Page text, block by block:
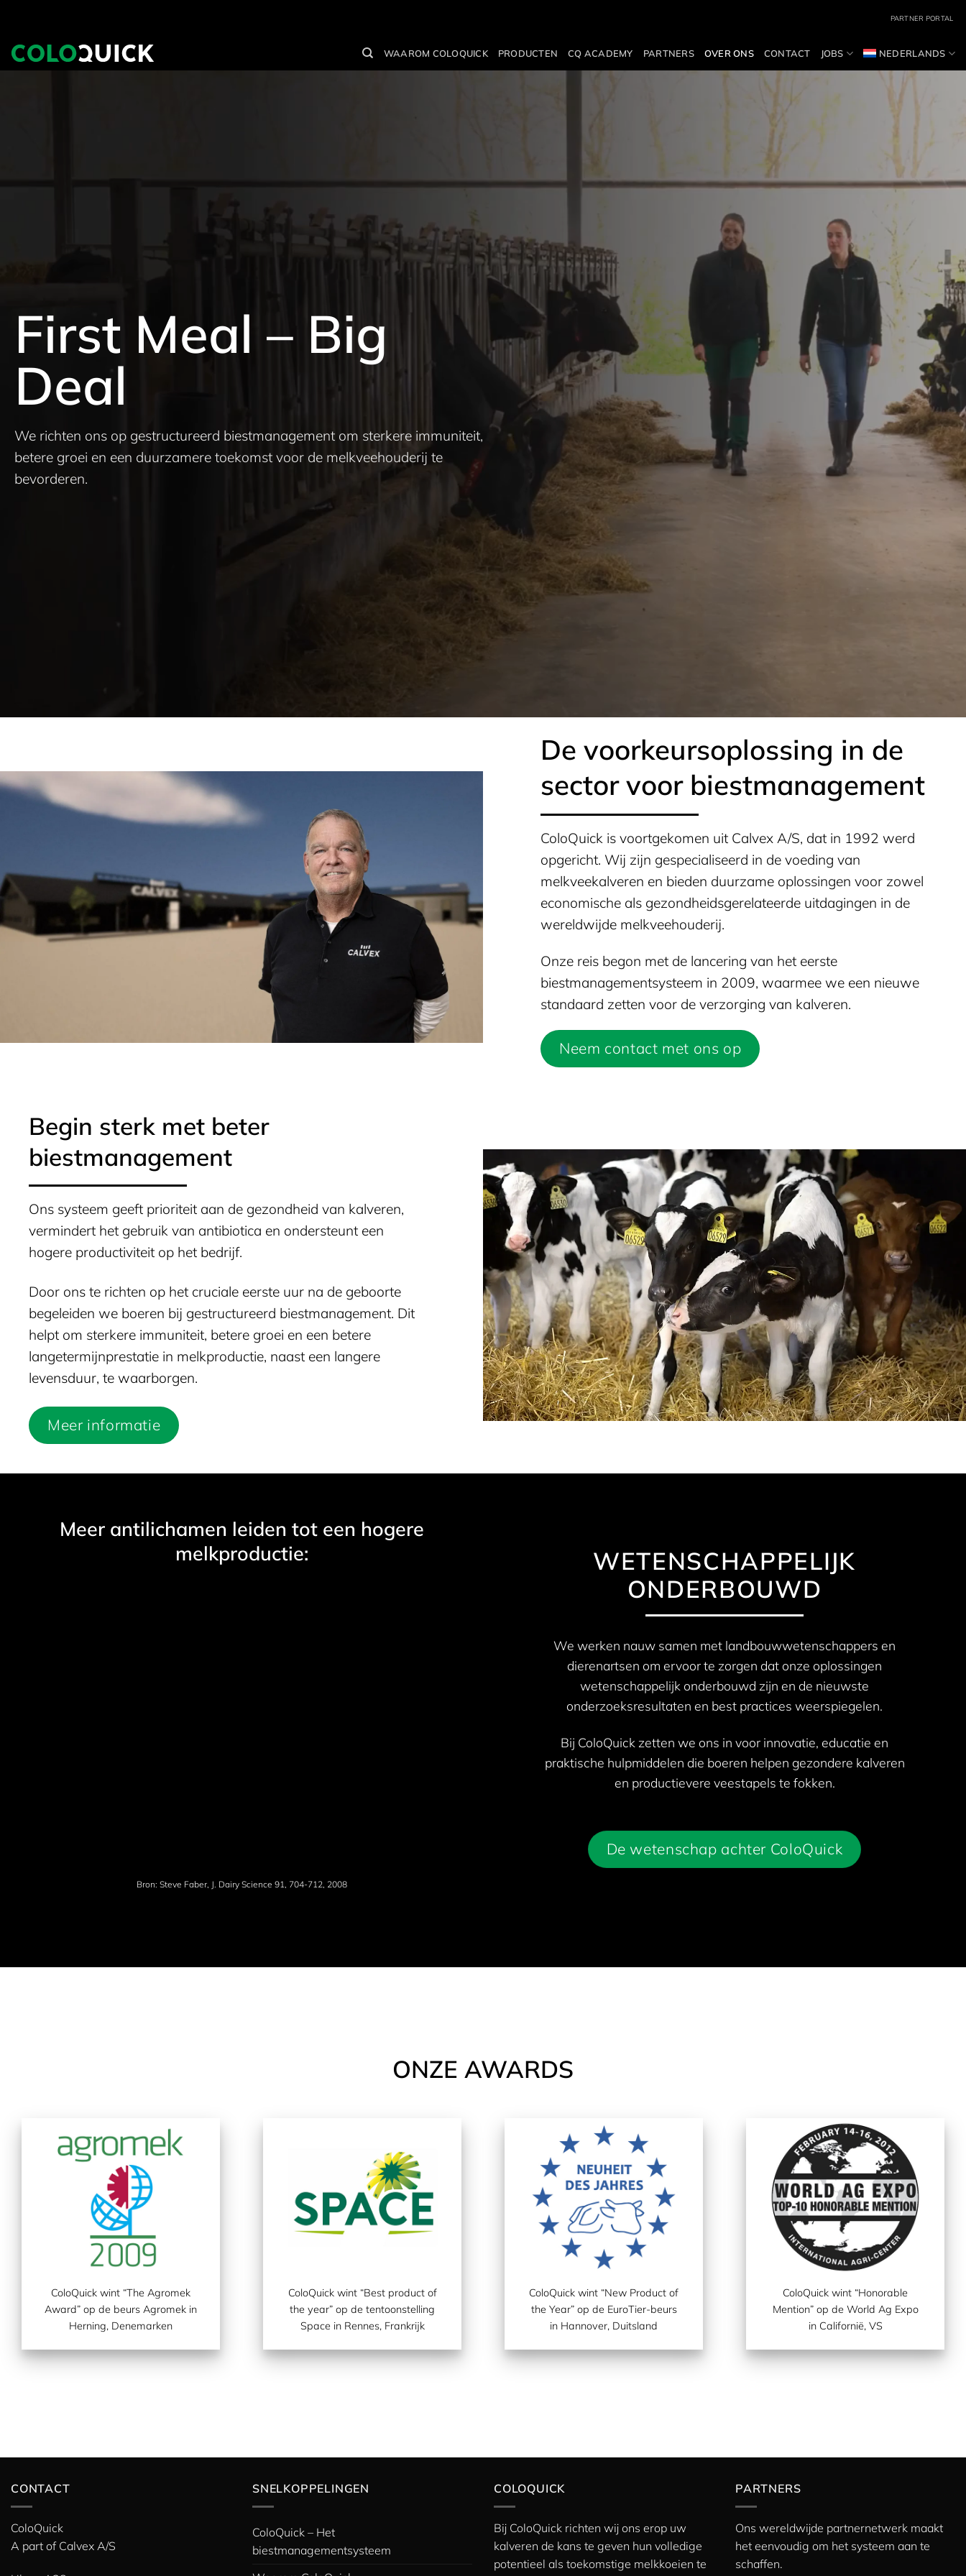
inhoud
PARTNER PORTAL
WAAROM COLOQUICK PRODUCTEN CQ ACADEMY PARTNERS OVER ONS CONTACT JOBS NEDERLANDS
First Meal – Big
Deal
We richten ons op gestructureerd biestmanagement om sterkere immuniteit,
betere groei en een duurzamere toekomst voor de melkveehouderij te
bevorderen.
De voorkeursoplossing in de
sector voor biestmanagement
ColoQuick is voortgekomen uit Calvex A/S, dat in 1992 werd
opgericht. Wij zijn gespecialiseerd in de voeding van
melkveekalveren en bieden duurzame oplossingen voor zowel
economische als gezondheidsgerelateerde uitdagingen in de
wereldwijde melkveehouderij.
Onze reis begon met de lancering van het eerste
biestmanagementsysteem in 2009, waarmee we een nieuwe
standaard zetten voor de verzorging van kalveren.
Neem contact met ons op
Begin sterk met beter
biestmanagement
Ons systeem geeft prioriteit aan de gezondheid van kalveren,
vermindert het gebruik van antibiotica en ondersteunt een
hogere productiviteit op het bedrijf.
Door ons te richten op het cruciale eerste uur na de geboorte
begeleiden we boeren bij gestructureerd biestmanagement. Dit
helpt om sterkere immuniteit, betere groei en een betere
langetermijnprestatie in melkproductie, naast een langere
levensduur, te waarborgen.
Meer informatie
Meer antilichamen leiden tot een hogere
melkproductie:
Bron: Steve Faber, J. Dairy Science 91, 704-712, 2008
WETENSCHAPPELIJK
ONDERBOUWD
We werken nauw samen met landbouwwetenschappers en
dierenartsen om ervoor te zorgen dat onze oplossingen
wetenschappelijk onderbouwd zijn en de nieuwste
onderzoeksresultaten en best practices weerspiegelen.
Bij ColoQuick zetten we ons in voor innovatie, educatie en
praktische hulpmiddelen die boeren helpen gezondere kalveren
en productievere veestapels te fokken.
De wetenschap achter ColoQuick
ONZE AWARDS
ColoQuick wint “The Agromek
Award” op de beurs Agromek in
Herning, Denemarken
ColoQuick wint “Best product of
the year” op de tentoonstelling
Space in Rennes, Frankrijk
ColoQuick wint “New Product of
the Year” op de EuroTier-beurs
in Hannover, Duitsland
ColoQuick wint “Honorable
Mention” op de World Ag Expo
in Californië, VS
CONTACT
ColoQuick
A part of Calvex A/S
SNELKOPPELINGEN
ColoQuick – Het
biestmanagementsysteem
COLOQUICK
Bij ColoQuick richten wij ons erop uw
kalveren de kans te geven hun volledige
potentieel als toekomstige melkkoeien te
PARTNERS
Ons wereldwijde partnernetwerk maakt
het eenvoudig om het systeem aan te
schaffen.